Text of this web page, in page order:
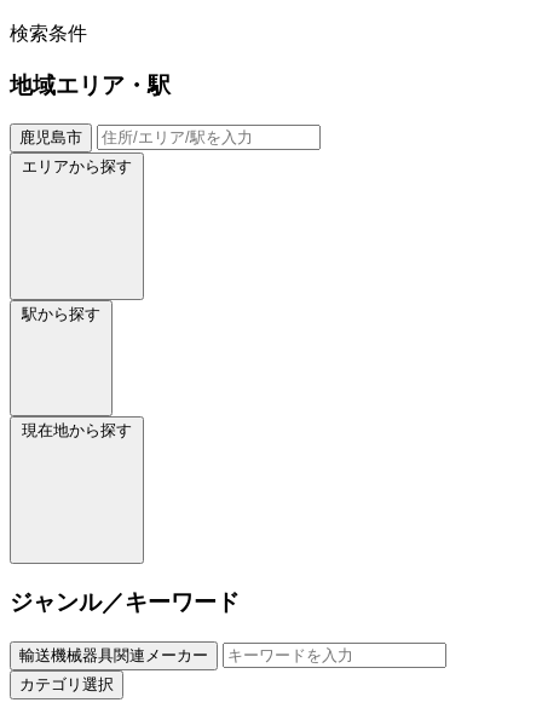
検索条件
地域エリア・駅
鹿児島市
エリアから探す
駅から探す
現在地から探す
ジャンル／キーワード
輸送機械器具関連メーカー
カテゴリ選択